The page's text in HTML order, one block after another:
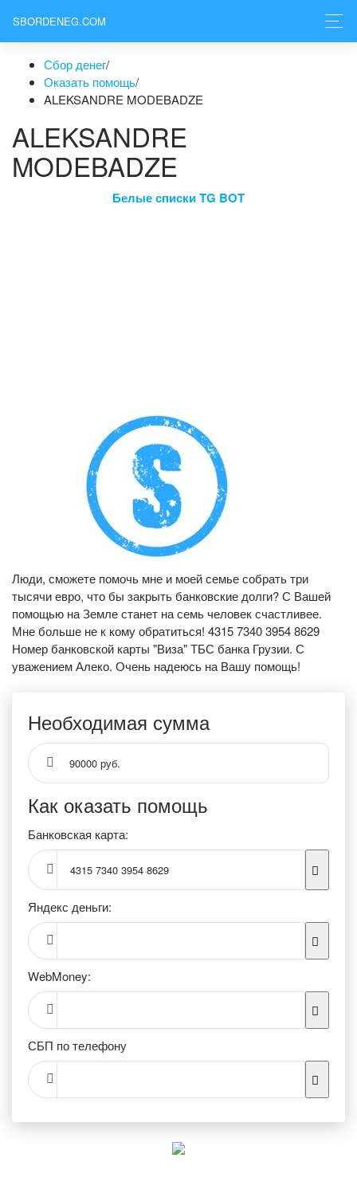
SBORDENEG.COM
Сбор денег/
Оказать помощь/
ALEKSANDRE MODEBADZE
ALEKSANDRE
MODEBADZE
Белые списки TG BOT
Люди, сможете помочь мне и моей семье собрать три
тысячи евро, что бы закрыть банковские долги? С Вашей
помощью на Земле станет на семь человек счастливее.
Мне больше не к кому обратиться! 4315 7340 3954 8629
Номер банковской карты "Виза" ТБС банка Грузии. С
уважением Алеко. Очень надеюсь на Вашу помощь!
Необходимая сумма
90000 руб.
Как оказать помощь
Банковская карта:
4315 7340 3954 8629
Яндекс деньги:
WebMoney:
СБП по телефону